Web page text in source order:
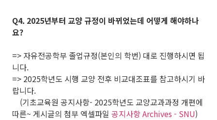
Q4. 2025년부터 교양 규정이 바뀌었는데 어떻게 해야하나
요?
=> 자유전공학부 졸업규정(본인의 학번) 대로 진행하시면 됩
니다.
=> 2025학년도 시행 교양 전후 비교대조표를 참고하시기 바
랍니다.
(기초교육원 공지사항- 2025학년도 교양교과과정 개편에
따른~ 게시글의 첨부 엑셀파일 공지사항 Archives - SNU)